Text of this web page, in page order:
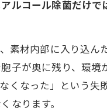
アルコール除菌だけで
素材内部に入り込ん
子が奥に残り、環境
くなった」という失
なります。